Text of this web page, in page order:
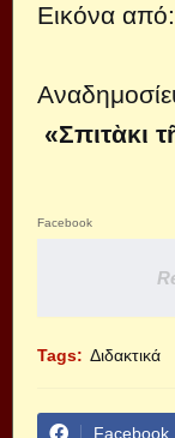
Εικόνα από:
«Σπιτὰκι
Facebook
Tags: Διδακτικά
Facebook